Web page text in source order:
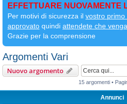
EFFETTUARE NUOVAMENTE
Per motivi di sicurezza il vostro primo
approvato quindi attendete che
Grazie per la comprensione
Argomenti Vari
Nuovo argomento
15 argomenti •
Annunci